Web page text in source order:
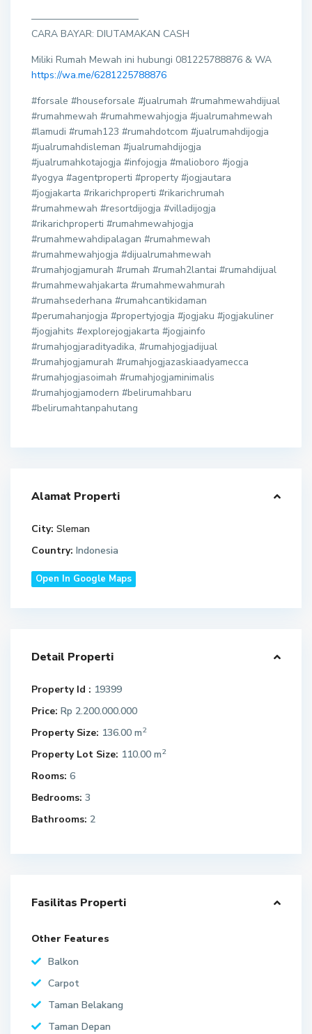
———————————
CARA BAYAR: DIUTAMAKAN CASH
Miliki Rumah Mewah ini hubungi 081225788876 & WA
https://wa.me/6281225788876
#forsale #houseforsale #jualrumah #rumahmewahdijual
#rumahmewah #rumahmewahjogja #jualrumahmewah
#lamudi #rumah123 #rumahdotcom #jualrumahdijogja
#jualrumahdisleman #jualrumahdijogja
#jualrumahkotajogja #infojogja #malioboro #jogja
#yogya #agentproperti #property #jogjautara
#jogjakarta #rikarichproperti #rikarichrumah
#rumahmewah #resortdijogja #villadijogja
#rikarichproperti #rumahmewahjogja
#rumahmewahdipalagan #rumahmewah
#rumahmewahjogja #dijualrumahmewah
#rumahjogjamurah #rumah #rumah2lantai #rumahdijual
#rumahmewahjakarta #rumahmewahmurah
#rumahsederhana #rumahcantikidaman
#perumahanjogja #propertyjogja #jogjaku #jogjakuliner
#jogjahits #explorejogjakarta #jogjainfo
#rumahjogjaradityadika, #rumahjogjadijual
#rumahjogjamurah #rumahjogjazaskiaadyamecca
#rumahjogjasoimah #rumahjogjaminimalis
#rumahjogjamodern #belirumahbaru
#belirumahtanpahutang
Alamat Properti
City: Sleman
Country: Indonesia
Open In Google Maps
Detail Properti
Property Id : 19399
Price: Rp 2.200.000.000
Property Size: 136.00 m2
Property Lot Size: 110.00 m2
Rooms: 6
Bedrooms: 3
Bathrooms: 2
Fasilitas Properti
Other Features
Balkon
Carpot
Taman Belakang
Taman Depan